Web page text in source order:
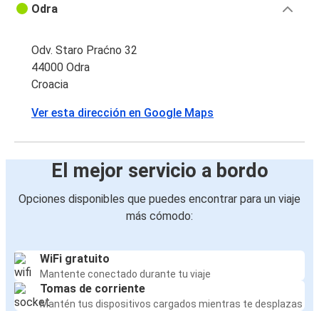
Odra
Odv. Staro Praćno 32
44000 Odra
Croacia
Ver esta dirección en Google Maps
El mejor servicio a bordo
Opciones disponibles que puedes encontrar para un viaje
más cómodo:
WiFi gratuito
Mantente conectado durante tu viaje
Tomas de corriente
Mantén tus dispositivos cargados mientras te desplazas